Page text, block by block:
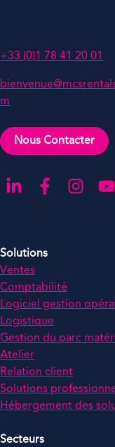
+33 (0)1 78 41 20 01
m
Nous Contacter
Aller sur notre page
Aller sur notre
Aller sur
Solutions
Ventes
Comptabilité
Logiciel gestion
Logistique
Gestion du parc
Atelier
Relation client
Solutions
Hébergement des
Secteurs